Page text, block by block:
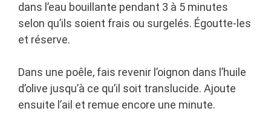
dans l’eau bouillante pendant 3 à 5 minutes
selon qu’ils soient frais ou surgelés. Égoutte-les
et réserve.
Dans une poêle, fais revenir l’oignon dans l’huile
d’olive jusqu’à ce qu’il soit translucide. Ajoute
ensuite l’ail et remue encore une minute.